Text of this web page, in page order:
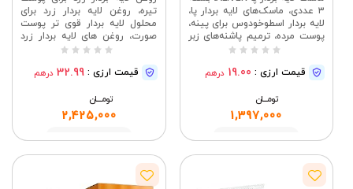
۳ عددی، ماسک‌های لایه بردار پا،
لایه بردار اسطوخودوس برای پینه،
پوست مرده، ترمیم پاشنه‌های زبر
مخصوص خانم‌ها و آقایان
قیمت ارزی : 19.00 درهم
تومــــــان
1,397,000
مشاهده
تیره، روغن لایه بردار زرد برای
محلول لایه بردار قوی تر پوست
صورت، روغن های لایه بردار زرد
برای بدن، صورت، لکه های تیره،
قیمت ارزی : 32.99 درهم
تومــــــان
2,425,000
مشاهده